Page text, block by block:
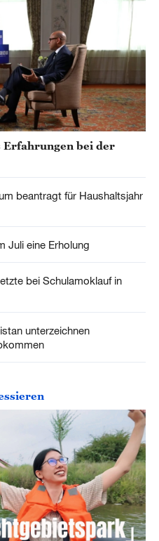
bei der
beantragt für Haushaltsjahr
Juli eine Erholung
bei Schulamoklauf in
unterzeichnen